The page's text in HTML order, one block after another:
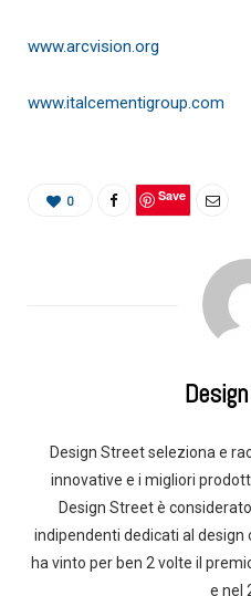
www.arcvision.org
www.italcementigroup.com
0 Save
Design Street seleziona e
innovative e i migliori
Design Street è
indipendenti dedicati al
ha vinto per ben 2 volte il
e nel